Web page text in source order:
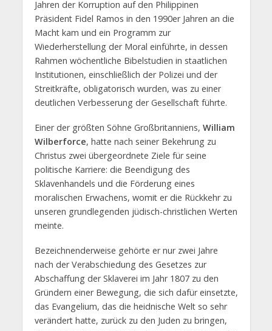
Jahren der Korruption auf den Philippinen
Präsident Fidel Ramos in den 1990er Jahren an die
Macht kam und ein Programm zur
Wiederherstellung der Moral einführte, in dessen
Rahmen wöchentliche Bibelstudien in staatlichen
Institutionen, einschließlich der Polizei und der
Streitkräfte, obligatorisch wurden, was zu einer
deutlichen Verbesserung der Gesellschaft führte.
Einer der größten Söhne Großbritanniens, William
Wilberforce, hatte nach seiner Bekehrung zu
Christus zwei übergeordnete Ziele für seine
politische Karriere: die Beendigung des
Sklavenhandels und die Förderung eines
moralischen Erwachens, womit er die Rückkehr zu
unseren grundlegenden jüdisch-christlichen Werten
meinte.
Bezeichnenderweise gehörte er nur zwei Jahre
nach der Verabschiedung des Gesetzes zur
Abschaffung der Sklaverei im Jahr 1807 zu den
Gründern einer Bewegung, die sich dafür einsetzte,
das Evangelium, das die heidnische Welt so sehr
verändert hatte, zurück zu den Juden zu bringen,